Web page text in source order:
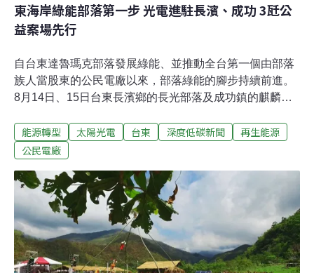
東海岸綠能部落第一步 光電進駐長濱、成功 3瓩公
益案場先行
自台東達魯瑪克部落發展綠能、並推動全台第一個由部落
族人當股東的公民電廠以來，部落綠能的腳步持續前進。
8月14日、15日台東長濱鄉的長光部落及成功鎮的麒麟部
能部落再跨一步。23日，二座案場舉行落成典禮與綠能工
作坊，長光教會牧師張培理表示，「未來也希望可以做得
百分百綠能打底這兩座公益案場是由台灣再生能源推動聯
盟（以下簡稱TRENA）牽線，日益能源公司捐贈設備，並
於4、5月間辦理部落綠能說明會後，共同決定建置、8月
建置完成。截至落成典禮當天早上為止，長光部落的長老
教會光電案場已發出105度電，麒麟部落的忠仁教會光電
案場也發了近100度。落成典禮23日在長老教會舉行，部
能源轉型 太陽光電 台東 深度低碳新聞
再生能源
公民電廠